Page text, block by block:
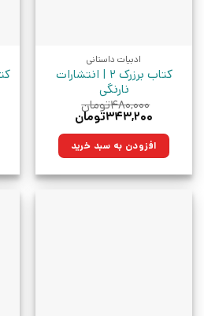
ادبیات داستانی
کتاب برزرک 2 | انتشارات
نارنگی
۴۸۰,۰۰۰تومان
قیمت
۴۸۰,۰۰۰تومان
بود.
۳۴۳,۲۰۰تومان
۳۴۳,۲۰۰تومان.افزودن به سبد خرید